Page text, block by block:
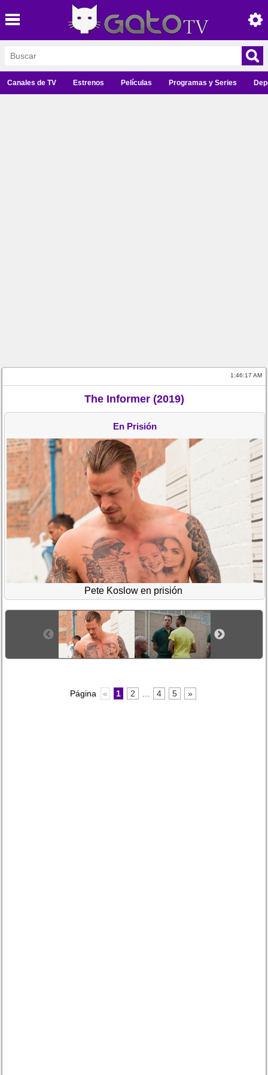
Canales de TV Estrenos Películas Programas y Series
1:46:17 AM
The Informer (2019)
En Prisión
Pete Koslow en prisión
Página « 1 2 4 5 »